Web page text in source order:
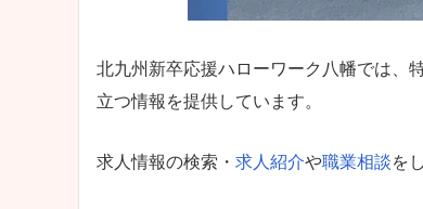
北九州新卒応援ハローワーク八幡では、
立つ情報を提供しています。
求人情報の検索・ 求人紹介や職業相談を